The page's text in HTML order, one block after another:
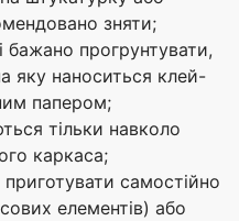
зняти;
бажано прогрунтувати,
яку наноситься клей-
папером;
тільки навколо
каркаса;
самостійно
елементів) або